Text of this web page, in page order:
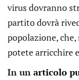
virus dovranno
partito dovrà
popolazione,
potete arricchire
In un articolo